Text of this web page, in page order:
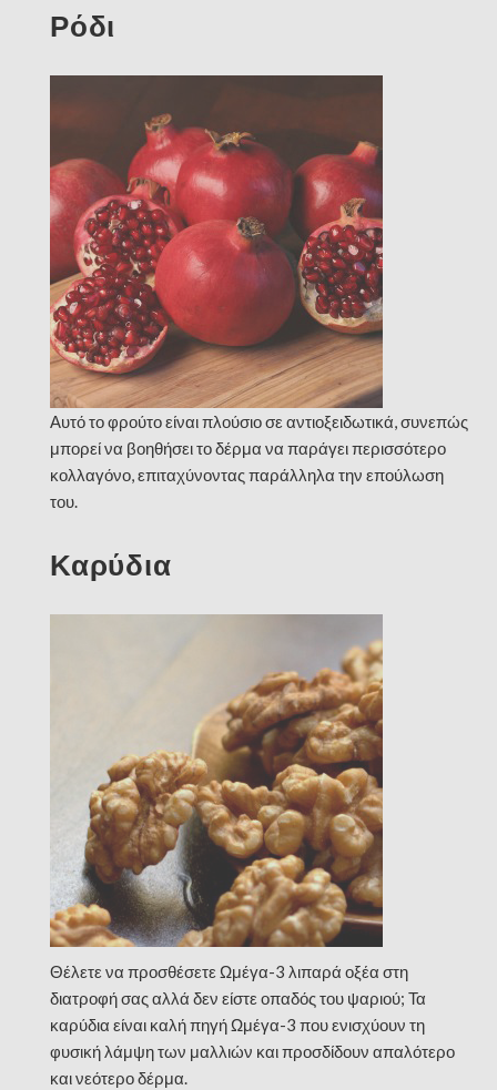
Ρόδι
Αυτό το φρούτο είναι πλούσιο σε αντιοξειδωτικά, συνεπώς
μπορεί να βοηθήσει το δέρμα να παράγει περισσότερο
κολλαγόνο, επιταχύνοντας παράλληλα την επούλωση
του.
Καρύδια
Θέλετε να προσθέσετε Ωμέγα-3 λιπαρά οξέα στη
διατροφή σας αλλά δεν είστε οπαδός του ψαριού; Τα
καρύδια είναι καλή πηγή Ωμέγα-3 που ενισχύουν τη
φυσική λάμψη των μαλλιών και προσδίδουν απαλότερο
και νεότερο δέρμα.